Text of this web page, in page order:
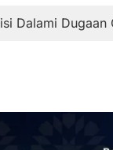
Gangguan